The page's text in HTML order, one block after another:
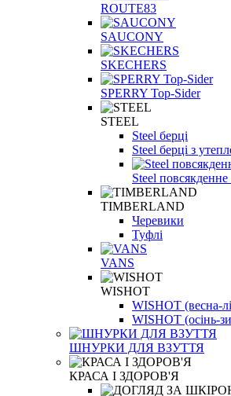
ROUTE83
SAUCONY
SKECHERS
SPERRY Top-Sider
STEEL
Steel берці
Steel берці з
Steel повсякденне
TIMBERLAND
Черевики
Туфлі
VANS
WISHOT
WISHOT (весна-
WISHOT (осінь-
ШНУРКИ ДЛЯ ВЗУТТЯ
КРАСА І ЗДОРОВ'Я